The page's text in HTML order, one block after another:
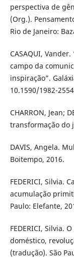
perspectiva de
(Org.).
Rio de Janeiro:
CASAQUI,
campo da
inspiração”.
10.1590/1982-
CHARRON, Jean;
transformação do
DAVIS, Angela.
Boitempo, 2016.
FEDERICI, Silvia.
acumulação
Paulo: Elefante,
FEDERICI, Silvia.
doméstico,
(tradução). São